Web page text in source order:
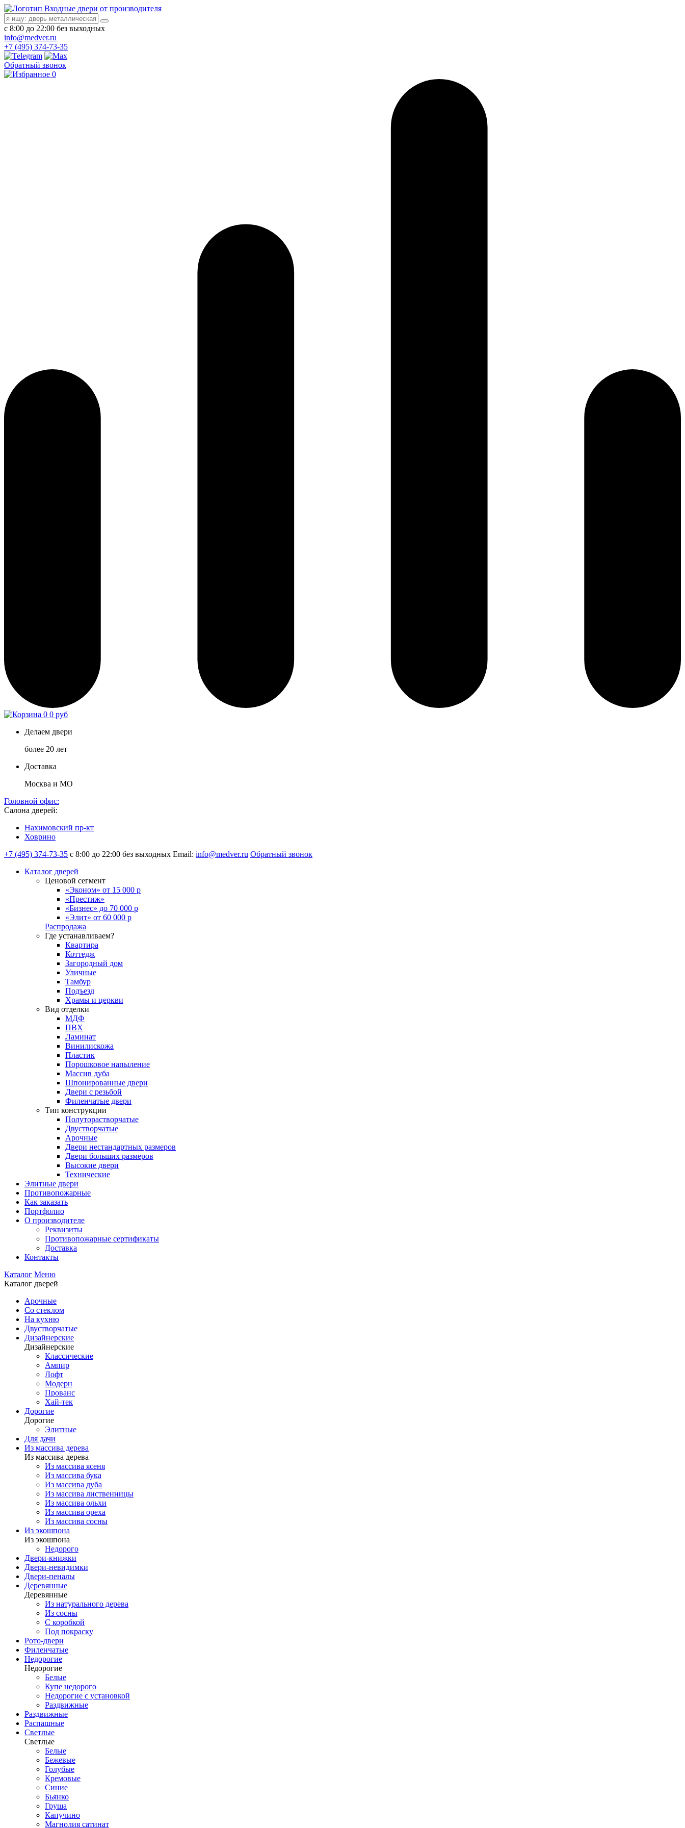
Входные двери от производителя
с 8:00 до 22:00 без выходных
info@medver.ru
+7 (495) 374-73-35
Обратный звонок
0
0 0 руб
Делаем двери
более 20 лет
Доставка
Москва и МО
Головной офис:
Салона дверей:
Нахимовский пр-кт
Ховрино
+7 (495) 374-73-35 с 8:00 до 22:00 без выходных Email: info@medver.ru Обратный звонок
Каталог дверей
Ценовой сегмент
«Эконом» от 15 000 р
«Престиж»
«Бизнес» до 70 000 р
«Элит» от 60 000 р
Распродажа
Где устанавливаем?
Квартира
Коттедж
Загородный дом
Уличные
Тамбур
Подъезд
Храмы и церкви
Вид отделки
МДФ
ПВХ
Ламинат
Винилискожа
Пластик
Порошковое напыление
Массив дуба
Шпонированные двери
Двери с резьбой
Филенчатые двери
Тип конструкции
Полуторастворчатые
Двустворчатые
Арочные
Двери нестандартных размеров
Двери больших размеров
Высокие двери
Технические
Элитные двери
Противопожарные
Как заказать
Портфолио
О производителе
Реквизиты
Противопожарные сертификаты
Доставка
Контакты
Каталог Меню
Каталог дверей
Арочные
Со стеклом
На кухню
Двустворчатые
Дизайнерские
Дизайнерские
Классические
Ампир
Лофт
Модерн
Прованс
Хай-тек
Дорогие
Дорогие
Элитные
Для дачи
Из массива дерева
Из массива дерева
Из массива ясеня
Из массива бука
Из массива дуба
Из массива лиственницы
Из массива ольхи
Из массива ореха
Из массива сосны
Из экошпона
Из экошпона
Недорого
Двери-книжки
Двери-невидимки
Двери-пеналы
Деревянные
Деревянные
Из натурального дерева
Из сосны
С коробкой
Под покраску
Рото-двери
Филенчатые
Недорогие
Недорогие
Белые
Купе недорого
Недорогие с установкой
Раздвижные
Раздвижные
Распашные
Светлые
Светлые
Белые
Бежевые
Голубые
Кремовые
Синие
Бьянко
Груша
Капучино
Магнолия сатинат